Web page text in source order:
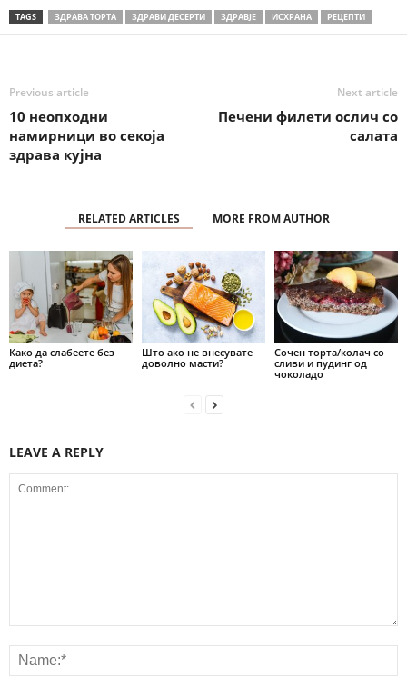
TAGS ЗДРАВА ТОРТА ЗДРАВИ ДЕСЕРТИ ЗДРАВЈЕ ИСХРАНА РЕЦЕПТИ
Previous article
10 неопходни
намирници во секоја
здрава кујна
Next article
Печени филети ослич со
салата
RELATED ARTICLES MORE FROM AUTHOR
Како да слабеете без
диета?
Што ако не внесувате
доволно масти?
Сочен торта/колач со
сливи и пудинг од
чоколадо
LEAVE A REPLY